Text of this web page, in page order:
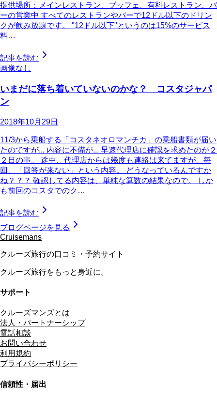
提供場所：メインレストラン、ブッフェ、有料レストラン、バ
ーの営業中 すべてのレストランやバーで12ドル以下のドリン
クが飲み放題です。 "12ドル以下"というのは15%のサービス
料…
記事を読む
画像なし
いまだに落ち着いていないのかな？ コスタジャパ
ン
2018年10月29日
11/3から乗船する「コスタネオロマンチカ」の乗船書類が届い
たのですが... 内容に不備が... 早速代理店に確認を求めたのが２
２日の事。 途中、代理店からは幾度も連絡は来てますが、毎
回、「回答が来ない」という内容。 どうなっているんですか
ね？？？ 確認してる内容は、単純な算数の結果なので。 しか
も前回のコスタでのク…
記事を読む
ブログページを見る
Cruisemans
クルーズ旅行の口コミ・予約サイト
クルーズ旅行をもっと身近に。
サポート
クルーズマンズとは
法人・パートナーシップ
電話相談
お問い合わせ
利用規約
プライバシーポリシー
信頼性・届出